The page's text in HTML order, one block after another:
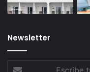
Newsletter